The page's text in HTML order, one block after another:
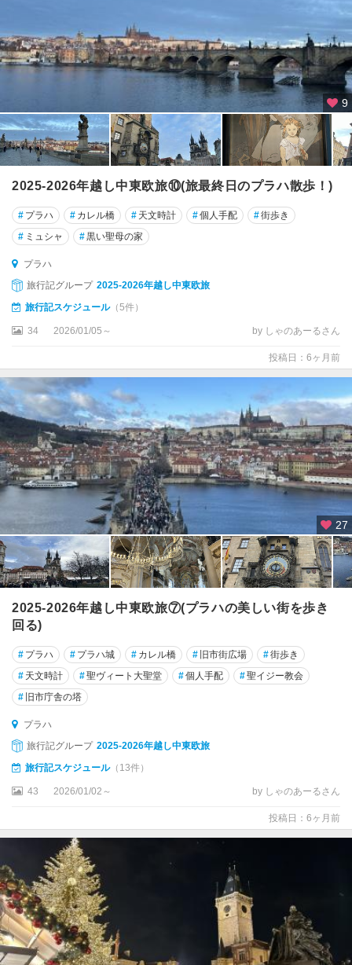
9
2025-2026年越し中東欧旅⑩(旅最終日のプラハ散歩！)
# プラハ # カレル橋 # 天文時計 #個人手配 #街歩き
# ミュシャ #黒い聖母の家
プラハ
旅行記グループ 2025-2026年越し中東欧旅
旅行記スケジュール（5件）
34 2026/01/05～ by しゃのあーるさん
投稿日：6ヶ月前
27
2025-2026年越し中東欧旅⑦(プラハの美しい街を歩き
回る)
# プラハ # プラハ城 # カレル橋 # 旧市街広場 #街歩き
# 天文時計 #聖ヴィート大聖堂 #個人手配 #聖イジー教会
# 旧市庁舎の塔
プラハ
旅行記グループ 2025-2026年越し中東欧旅
旅行記スケジュール（13件）
43 2026/01/02～ by しゃのあーるさん
投稿日：6ヶ月前